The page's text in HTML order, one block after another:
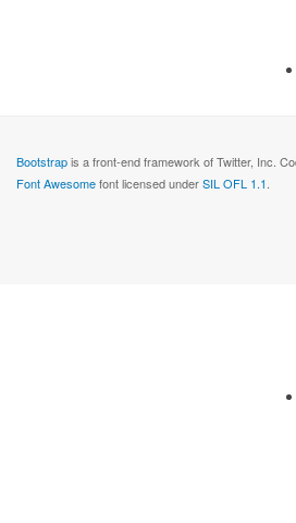
Bootstrapis a front-end framework of Twitter, Inc.
Font Awesomefont licensed underSIL OFL 1.1